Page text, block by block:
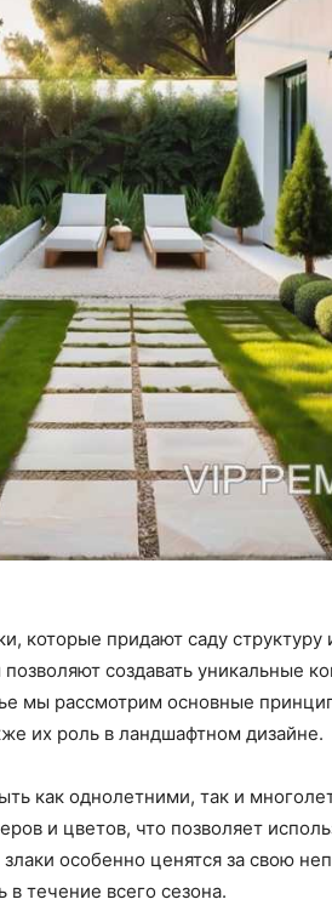
которые придают саду структуру
создавать уникальные
мы рассмотрим основные
их роль в ландшафтном дизайне.
как однолетними, так и
и цветов, что позволяет
особенно ценятся за свою
в течение всего сезона.